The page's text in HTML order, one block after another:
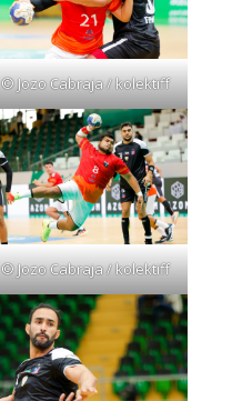
© Jozo Cabraja / kolektiff
© Jozo Cabraja / kolektiff